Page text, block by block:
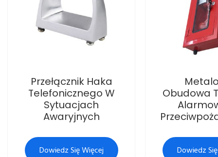
Przełącznik Haka
Telefonicznego W
Sytuacjach
Awaryjnych
Dowiedz Się Więcej
Obudowa
Dowiedz